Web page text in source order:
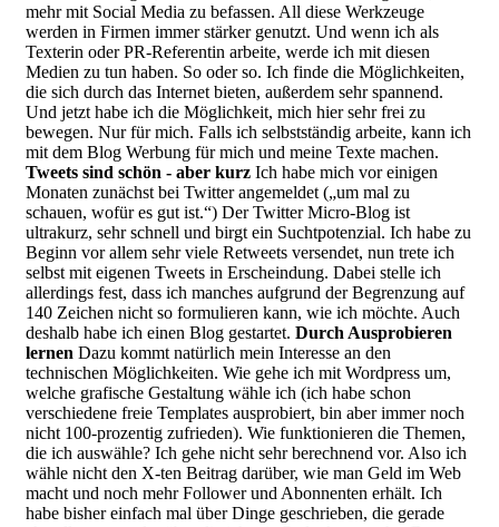
mehr mit Social Media zu befassen. All diese Werkzeuge
werden in Firmen immer stärker genutzt. Und wenn ich als
Texterin oder PR-Referentin arbeite, werde ich mit diesen
Medien zu tun haben. So oder so. Ich finde die Möglichkeiten,
die sich durch das Internet bieten, außerdem sehr spannend.
Und jetzt habe ich die Möglichkeit, mich hier sehr frei zu
bewegen. Nur für mich. Falls ich selbstständig arbeite, kann ich
mit dem Blog Werbung für mich und meine Texte machen.
Tweets sind schön - aber kurz Ich habe mich vor einigen
Monaten zunächst bei Twitter angemeldet („um mal zu
schauen, wofür es gut ist.“) Der Twitter Micro-Blog ist
ultrakurz, sehr schnell und birgt ein Suchtpotenzial. Ich habe zu
Beginn vor allem sehr viele Retweets versendet, nun trete ich
selbst mit eigenen Tweets in Erscheindung. Dabei stelle ich
allerdings fest, dass ich manches aufgrund der Begrenzung auf
140 Zeichen nicht so formulieren kann, wie ich möchte. Auch
deshalb habe ich einen Blog gestartet. Durch Ausprobieren
lernen Dazu kommt natürlich mein Interesse an den
technischen Möglichkeiten. Wie gehe ich mit Wordpress um,
welche grafische Gestaltung wähle ich (ich habe schon
verschiedene freie Templates ausprobiert, bin aber immer noch
nicht 100-prozentig zufrieden). Wie funktionieren die Themen,
die ich auswähle? Ich gehe nicht sehr berechnend vor. Also ich
wähle nicht den X-ten Beitrag darüber, wie man Geld im Web
macht und noch mehr Follower und Abonnenten erhält. Ich
habe bisher einfach mal über Dinge geschrieben, die gerade